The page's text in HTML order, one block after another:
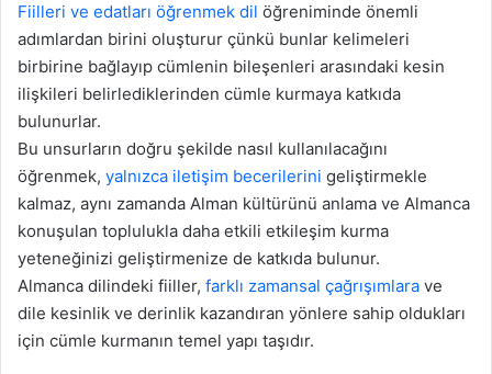
Fiilleri ve edatları öğrenmek dil öğreniminde önemli
adımlardan birini oluşturur çünkü bunlar kelimeleri
birbirine bağlayıp cümlenin bileşenleri arasındaki kesin
ilişkileri belirlediklerinden cümle kurmaya katkıda
bulunurlar.
Bu unsurların doğru şekilde nasıl kullanılacağını
öğrenmek, yalnızca iletişim becerilerini geliştirmekle
kalmaz, aynı zamanda Alman kültürünü anlama ve Almanca
konuşulan toplulukla daha etkili etkileşim kurma
yeteneğinizi geliştirmenize de katkıda bulunur.
Almanca dilindeki fiiller, farklı zamansal çağrışımlara ve
dile kesinlik ve derinlik kazandıran yönlere sahip oldukları
için cümle kurmanın temel yapı taşıdır.